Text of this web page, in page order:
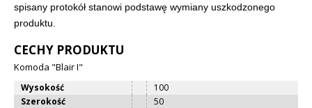
spisany protokół stanowi podstawę wymiany uszkodzonego
produktu.
CECHY PRODUKTU
Komoda "Blair I"
Wysokość
100
Szerokość
50